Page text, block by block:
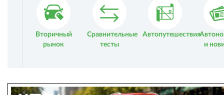
Вторичный
рынок
Сравнительные
тесты
Автопутешествия
и